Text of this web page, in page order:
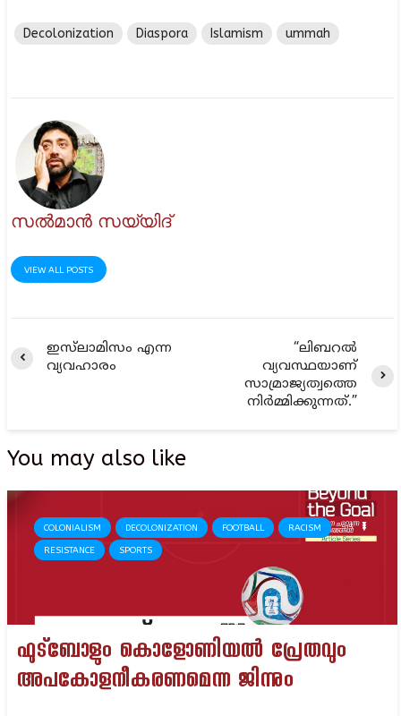
Decolonization Diaspora Islamism ummah
സൽമാൻ സയ്യിദ്
VIEW ALL POSTS
ഇസ്‌ലാമിസം എന്ന
വ്യവഹാരം
“ലിബറല്‍
വ്യവസ്ഥയാണ്
സാമ്രാജ്യത്വത്തെ
നിര്‍മ്മിക്കുന്നത്‌.”
You may also like
COLONIALISM DECOLONIZATION FOOTBALL RACISM
RESISTANCE SPORTS
ഫുട്‌ബോളും കൊളോണിയല്‍ പ്രേതവും
അപകോളനീകരണമെന്ന ജിന്നും